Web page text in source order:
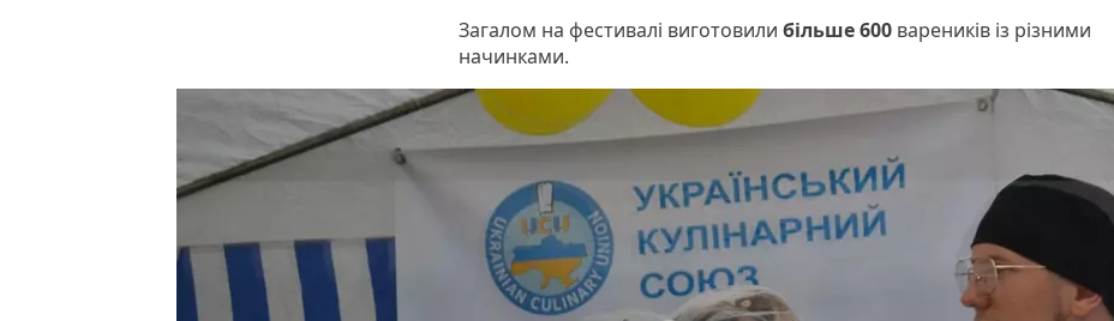
Загалом на фестивалі виготовили більше 600 вареників із різними
начинками.